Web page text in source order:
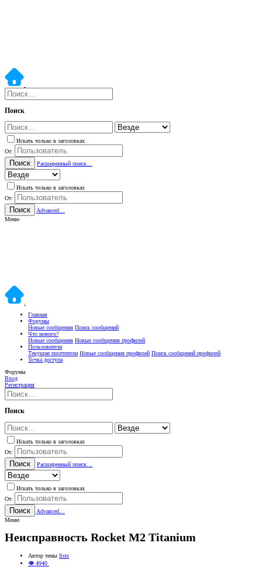
Поиск
Искать только в заголовках
От:
Поиск Расширенный поиск…
Искать только в заголовках
От:
Поиск
Advanced…
Меню
Главная
Форумы
Новые сообщения Поиск сообщений
Что нового?
Новые сообщения Новые сообщения профилей
Пользователи
Текущие посетители Новые сообщения профилей Поиск сообщений профилей
Точка доступа
Форумы
Вход
Регистрация
Поиск
Искать только в заголовках
От:
Поиск Расширенный поиск…
Искать только в заголовках
От:
Поиск
Advanced…
Меню
Неисправность Rocket M2 Titanium
Автор темы fists
👁 4940